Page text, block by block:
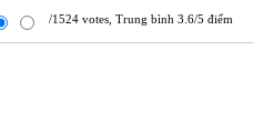
/1524 votes, Trung bình 3.6/5 điểm